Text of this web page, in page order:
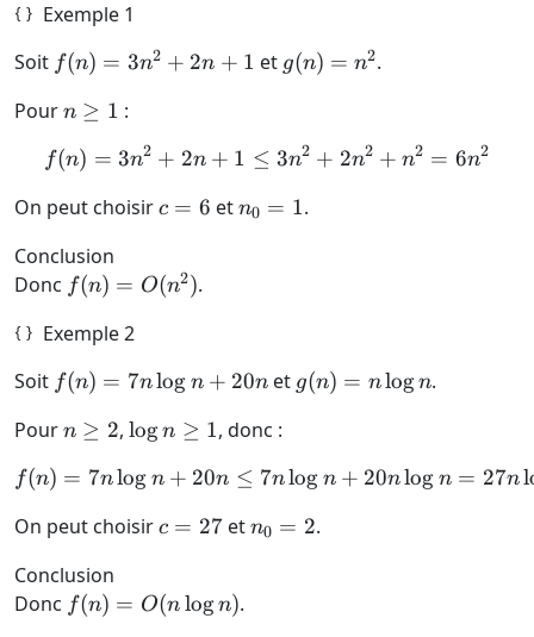
Exemple 1
Soit f(n)
3n^2
+ 2n
+ 1
f(n) = 3n2 + 2n + 1 et g(n)
g(n) = n2.
Pourn
1
n ≥ 1 :
f(n) = 3n^2 + 2n + 1 \le
f(n) = 3n2 + 2n + 1 ≤ 3n2 + 2n2 + n2 = 6n2
On peut choisirc
c = 6 etn_0
n0 = 1.
Conclusion
Donc f(n) =
f(n) = O(n2).
Exemple 2
Soit f(n) =
n +
f(n) = 7nlog n + 20n et g(n)
g(n) = nlogn.
Pourn
2
n ≥ 2, \log
\ge
logn ≥ 1, donc :
f(n) = 7n\log n + 20n \le
f(n) = 7nlog n + 20n ≤ 7nlog n + 20nlog n = 27nl
On peut choisirc
c = 27etn_0
n0 = 2.
Conclusion
Donc f(n)
f(n) = O(n logn).